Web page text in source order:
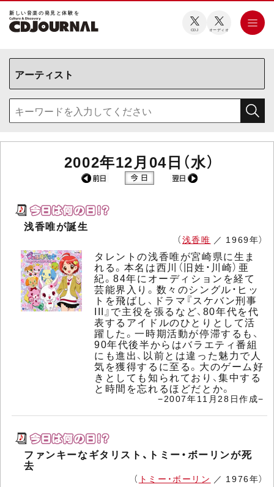
新しい⾳楽の発⾒と体験を
CDJ オーディオ
2002年12月04日（水）
浅香唯が誕生
（浅香唯 ／ 1969年）
タレントの浅香唯が宮崎県に生ま
れる。本名は西川（旧姓・川崎）亜
紀。84年にオーディションを経て
芸能界入り。数々のシングル・ヒッ
トを飛ばし、ドラマ『スケバン刑事
III』で主役を張るなど、80年代を代
表するアイドルのひとりとして活
躍した。一時期活動が停滞するも、
90年代後半からはバラエティ番組
にも進出、以前とは違った魅力で人
気を獲得するに至る。大のゲーム好
きとしても知られており、集中する
と時間を忘れるほどだとか。
−2007年11月28日作成−
ファンキーなギタリスト、トミー・ボーリンが死
去
（ トミー・ボーリン ／ 1976年）